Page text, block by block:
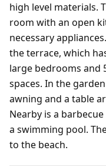
high level materials.
room with an open
necessary
the terrace, which
large bedrooms and
spaces. In the
awning and a table
Nearby is a
a swimming pool.
to the beach.